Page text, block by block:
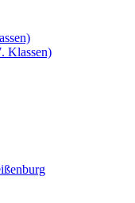
Klassen)